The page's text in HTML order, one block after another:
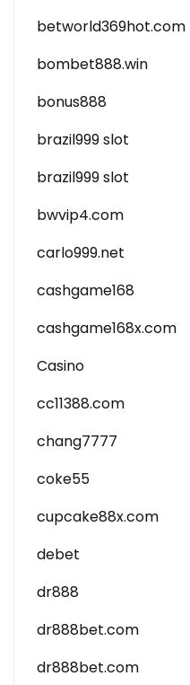
betworld369hot.com
bombet888.win
bonus888
brazil999 slot
brazil999 slot
bwvip4.com
carlo999.net
cashgame168
cashgame168x.com
Casino
cc11388.com
chang7777
coke55
cupcake88x.com
debet
dr888
dr888bet.com
dr888bet.com